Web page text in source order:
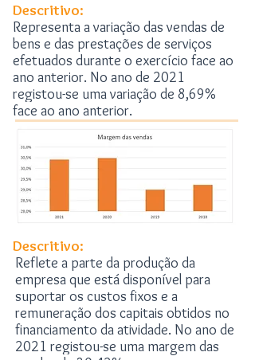
Descritivo:
Representa a variação das vendas de
bens e das prestações de serviços
efetuados durante o exercício face ao
ano anterior. No ano de 2021
registou-se uma variação de 8,69%
face ao ano anterior.
Descritivo:
Reflete a parte da produção da
empresa que está disponível para
suportar os custos fixos e a
remuneração dos capitais obtidos no
financiamento da atividade. No ano de
2021 registou-se uma margem das